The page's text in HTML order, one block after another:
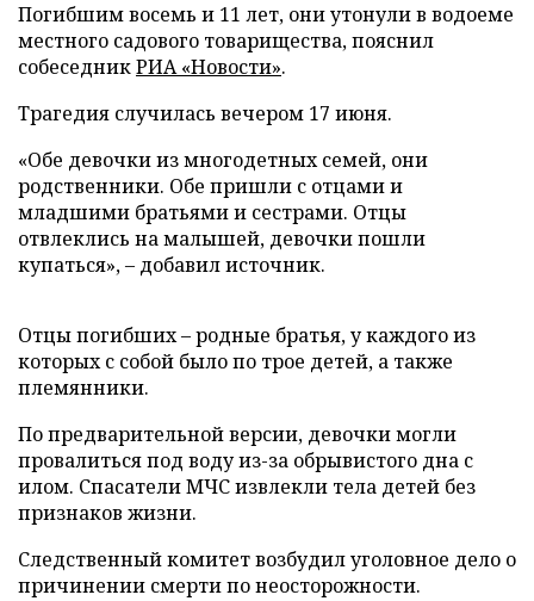
Погибшим восемь и 11 лет, они утонули в водоеме
местного садового товарищества, пояснил
собеседникРИА «Новости».
Трагедия случилась вечером 17 июня.
«Обе девочки из многодетных семей, они
родственники. Обе пришли с отцами и
младшими братьями и сестрами. Отцы
отвлеклись на малышей, девочки пошли
купаться», – добавил источник.
Отцы погибших – родные братья, у каждого из
которых с собой было по трое детей, а также
племянники.
По предварительной версии, девочки могли
провалиться под воду из-за обрывистого дна с
илом. Спасатели МЧС извлекли тела детей без
признаков жизни.
Следственный комитет возбудил уголовное дело о
причинении смерти по неосторожности.